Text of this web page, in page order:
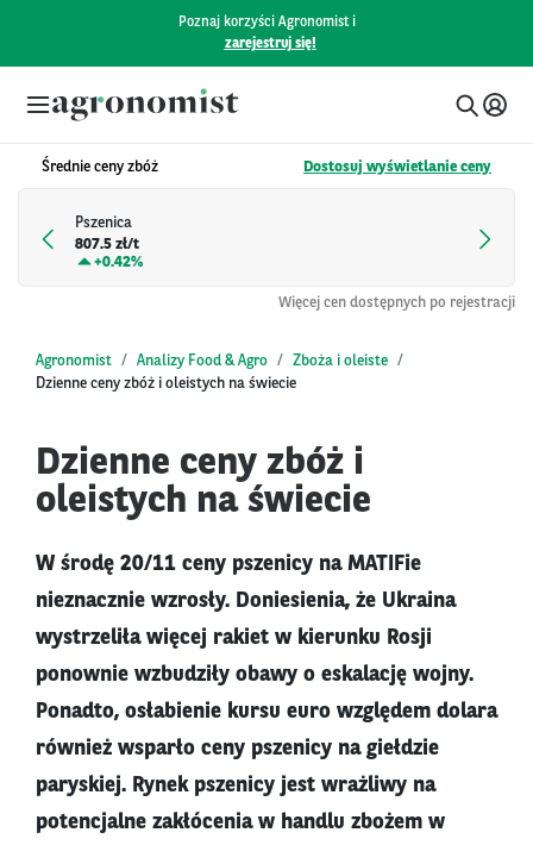
Poznaj korzyści Agronomist i
zarejestruj się!
Średnie ceny zbóż Dostosuj wyświetlanie ceny
Pszenica
807.5 zł/t
+0.42%
Więcej cen dostępnych po rejestracji
Agronomist Analizy Food & Agro
Zboża i oleiste
Dzienne ceny zbóż i oleistych na świecie
Dzienne ceny zbóż i
oleistych na świecie
W środę 20/11 ceny pszenicy na MATIFie
nieznacznie wzrosły. Doniesienia, że Ukraina
wystrzeliła więcej rakiet w kierunku Rosji
ponownie wzbudziły obawy o eskalację wojny.
Ponadto, osłabienie kursu euro względem dolara
również wsparło ceny pszenicy na giełdzie
paryskiej. Rynek pszenicy jest wrażliwy na
potencjalne zakłócenia w handlu zbożem w